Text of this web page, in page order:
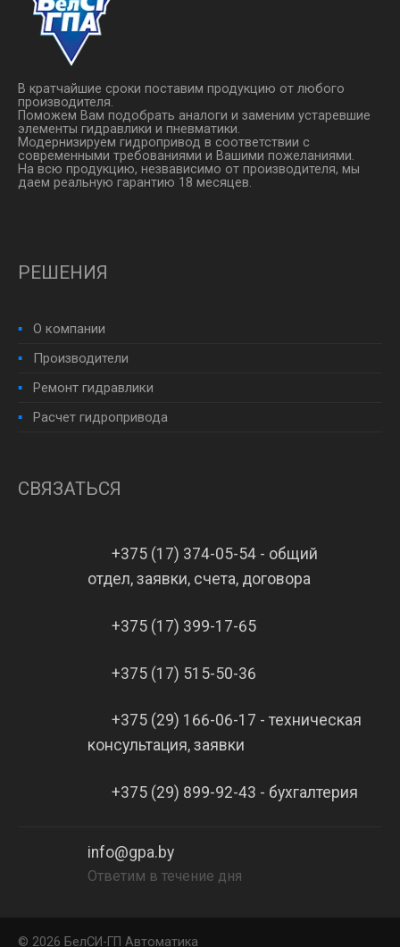
В кратчайшие сроки поставим продукцию от любого
производителя.
Поможем Вам подобрать аналоги и заменим устаревшие
элементы гидравлики и пневматики.
Модернизируем гидропривод в соответствии с
современными требованиями и Вашими пожеланиями.
На всю продукцию, незвависимо от производителя, мы
даем реальную гарантию 18 месяцев.
РЕШЕНИЯ
О компании
Производители
Ремонт гидравлики
Расчет гидропривода
СВЯЗАТЬСЯ
+375 (17) 374-05-54 - общий
отдел, заявки, счета, договора
+375 (17) 399-17-65
+375 (17) 515-50-36
+375 (29) 166-06-17 - техническая
консультация, заявки
+375 (29) 899-92-43 - бухгалтерия
info@gpa.by
Ответим в течение дня
© 2026 БелCИ-ГП Автоматика